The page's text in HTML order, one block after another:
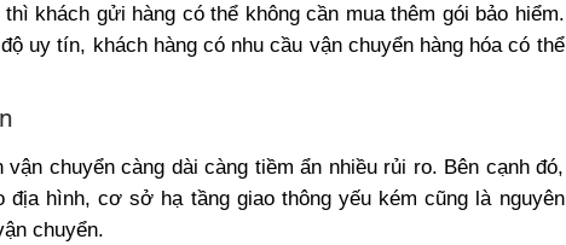
khách gửi hàng có thể không cần mua thêm gói bảo hiểm.
uy tín, khách hàng có nhu cầu vận chuyển hàng hóa có thể
chuyển càng dài càng tiềm ẩn nhiều rủi ro. Bên cạnh đó,
hình, cơ sở hạ tầng giao thông yếu kém cũng là nguyên
chuyển.